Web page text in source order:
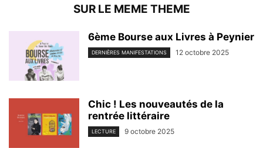
SUR LE MEME THEME
6ème Bourse aux Livres à Peynier
DERNIÈRES MANIFESTATIONS 12 octobre 2025
Chic ! Les nouveautés de la
rentrée littéraire
LECTURE 9 octobre 2025